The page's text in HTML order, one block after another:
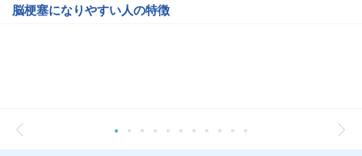
脳梗塞になりやすい人の特徴